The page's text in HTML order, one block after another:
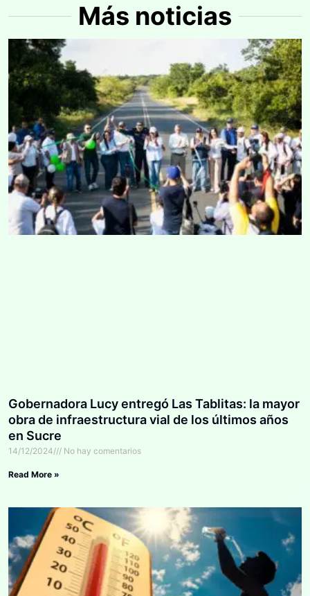
Más noticias
Gobernadora Lucy entregó Las Tablitas: la mayor
obra de infraestructura vial de los últimos años
en Sucre
14/12/2024 No hay comentarios
Read More »